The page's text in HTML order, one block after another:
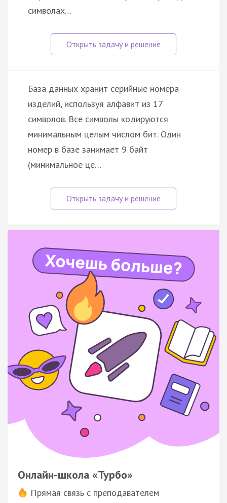
символах…
База данных хранит серийные номера
изделий, используя алфавит из 17
символов. Все символы кодируются
минимальным целым числом бит. Один
номер в базе занимает 9 байт
(минимальное це…
Онлайн-школа «Турбо»
Прямая связь с преподавателем